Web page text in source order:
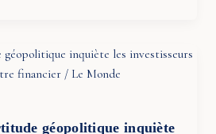
géopolitique inquiète